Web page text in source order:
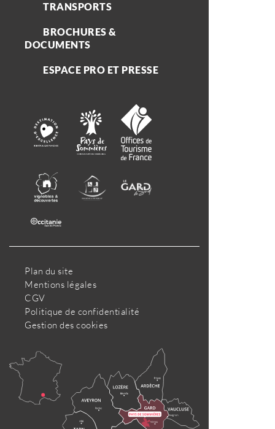
TRANSPORTS
BROCHURES &
DOCUMENTS
ESPACE PRO ET PRESSE
Plan du site
Mentions légales
CGV
Politique de confidentialité
Gestion des cookies